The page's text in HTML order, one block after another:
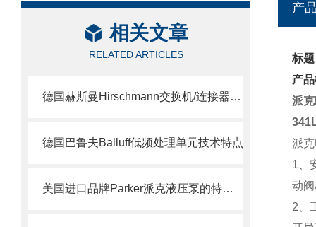
相关文章
RELATED ARTICLES
德国赫斯曼Hirschmann交换机/连接器介绍
德国巴鲁夫Balluff低频处理单元技术特点
美国进口品牌Parker派克液压泵的特点及用途
产
标
产
派
派
1、
动
2、